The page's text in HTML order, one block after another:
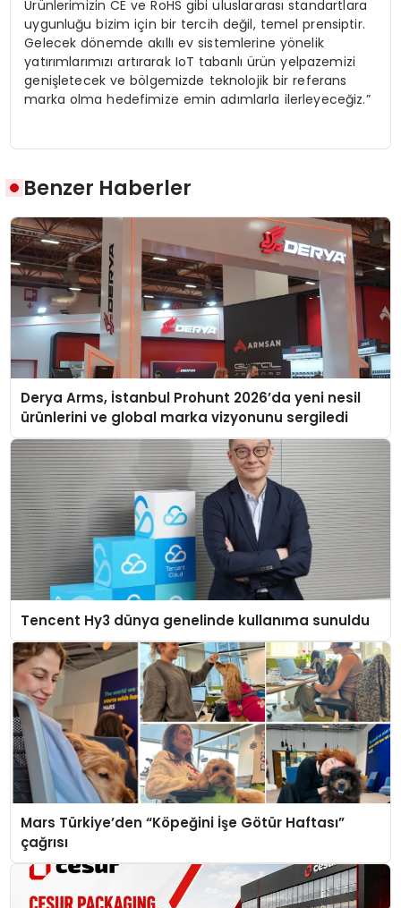
Ürünlerimizin CE ve RoHS gibi uluslararası standartlara
uygunluğu bizim için bir tercih değil, temel prensiptir.
Gelecek dönemde akıllı ev sistemlerine yönelik
yatırımlarımızı artırarak IoT tabanlı ürün yelpazemizi
genişletecek ve bölgemizde teknolojik bir referans
marka olma hedefimize emin adımlarla ilerleyeceğiz.”
Benzer Haberler
Derya Arms, İstanbul Prohunt 2026’da yeni nesil
ürünlerini ve global marka vizyonunu sergiledi
Tencent Hy3 dünya genelinde kullanıma sunuldu
Mars Türkiye’den “Köpeğini İşe Götür Haftası”
çağrısı